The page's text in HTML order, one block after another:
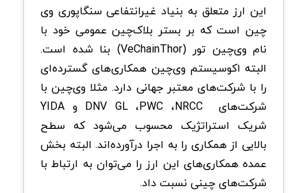
این ارز متعلق به بنیاد غیرانتفاعی سنگاپوری وی
‌چین است که بر بستر بلاک‌چین عمومی خود با
نام وی‌چین تور (VeChainThor) بنا شده است.
البته اکوسیستم وی‌چین همکاری‌های گسترده‌ای
را با شرکت‌های معتبر جهانی دارد. مثلا وی‌چین با
شرکت‌های DNV GL ،PWC ،NRCC و YIDA
شریک استراتژیک محسوب می‌شود که سطح
بالایی از همکاری را به اجرا درآورده‌اند. البته بخش
عمده همکاری‌های این ارز را می‌توان به ارتباط با
شرکت‌های چینی نسبت داد.